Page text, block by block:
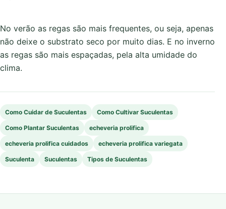
No verão as regas são mais frequentes, ou seja, apenas
não deixe o substrato seco por muito dias. E no inverno
as regas são mais espaçadas, pela alta umidade do
clima.
Como Cuidar de Suculentas Como Cultivar Suculentas
Como Plantar Suculentas echeveria prolifica
echeveria prolifica cuidados echeveria prolifica variegata
Suculenta Suculentas Tipos de Suculentas